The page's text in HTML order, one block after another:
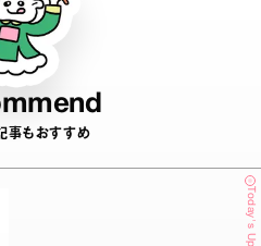
事もおすすめ